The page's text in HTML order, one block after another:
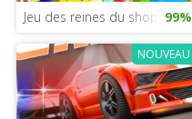
Jeu des reines du shopping
99%
NOUVEAU